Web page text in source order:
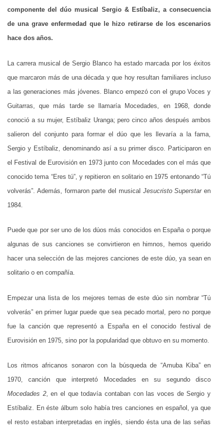
componente del dúo musical Sergio & Estíbaliz, a consecuencia
de una grave enfermedad que le hizo retirarse de los escenarios
hace dos años.
La carrera musical de Sergio Blanco ha estado marcada por los éxitos
que marcaron más de una década y que hoy resultan familiares incluso
a las generaciones más jóvenes. Blanco empezó con el grupo Voces y
Guitarras, que más tarde se llamaría Mocedades, en 1968, donde
conoció a su mujer, Estíbaliz Uranga; pero cinco años después ambos
salieron del conjunto para formar el dúo que les llevaría a la fama,
Sergio y Estíbaliz, denominando así a su primer disco. Participaron en
el Festival de Eurovisión en 1973 junto con Mocedades con el más que
conocido tema “Eres tú”, y repitieron en solitario en 1975 entonando “Tú
volverás”. Además, formaron parte del musical Jesucristo Superstaren
1984.
Puede que por ser uno de los dúos más conocidos en España o porque
algunas de sus canciones se convirtieron en himnos, hemos querido
hacer una selección de las mejores canciones de este dúo, ya sean en
solitario o en compañía.
Empezar una lista de los mejores temas de este dúo sin nombrar “Tú
volverás” en primer lugar puede que sea pecado mortal, pero no porque
fue la canción que representó a España en el conocido festival de
Eurovisión en 1975, sino por la popularidad que obtuvo en su momento.
Los ritmos africanos sonaron con la búsqueda de “Amuba Kiba” en
1970, canción que interpretó Mocedades en su segundo disco
Mocedades 2, en el que todavía contaban con las voces de Sergio y
Estíbaliz. En éste álbum solo había tres canciones en español, ya que
el resto estaban interpretadas en inglés, siendo ésta una de las señas